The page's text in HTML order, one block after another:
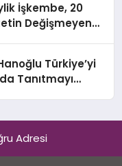
İşkembe, 20
Değişmeyen
Türkiye’yi
Tanıtmayı
Adresi